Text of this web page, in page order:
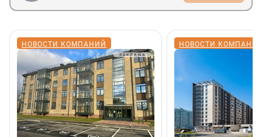
НОВОСТИ КОМПАНИЙ НОВОСТИ